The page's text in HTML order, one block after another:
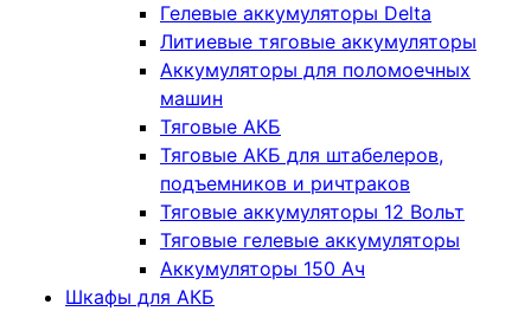
Гелевые аккумуляторы Delta
Литиевые тяговые аккумуляторы
Аккумуляторы для поломоечных
машин
Тяговые АКБ
Тяговые АКБ для штабелеров,
подъемников и ричтраков
Тяговые аккумуляторы 12 Вольт
Тяговые гелевые аккумуляторы
Аккумуляторы 150 Ач
Шкафы для АКБ